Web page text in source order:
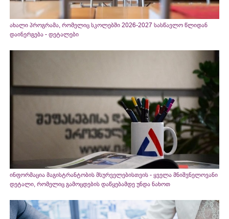
ახალი პროგრამა, რომელიც სკოლებში 2026-2027 სასწავლო წლიდან
დაინერგება - დეტალები
ინფორმაცია მაგისტრანტობის მსურველებისთვის - ყველა მნიშვნელოვანი
დეტალი, რომელიც გამოცდების დაწყებამდე უნდა ნახოთ